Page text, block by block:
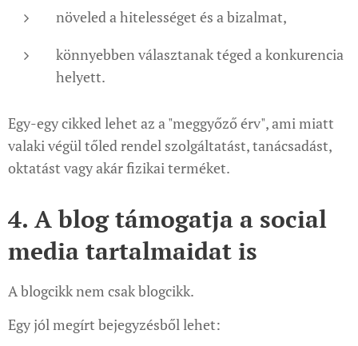
növeled a hitelességet és a bizalmat,
könnyebben választanak téged a konkurencia
helyett.
Egy-egy cikked lehet az a "meggyőző érv", ami miatt
valaki végül tőled rendel szolgáltatást, tanácsadást,
oktatást vagy akár fizikai terméket.
4. A blog támogatja a social
media tartalmaidat is
A blogcikk nem csak blogcikk.
Egy jól megírt bejegyzésből lehet: